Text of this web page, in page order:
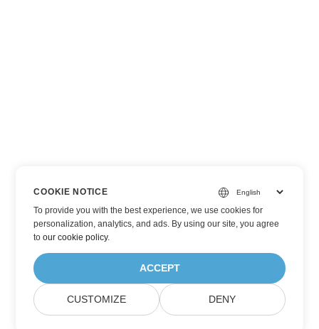
COOKIE NOTICE
To provide you with the best experience, we use cookies for
personalization, analytics, and ads. By using our site, you agree
toour cookie policy.
ACCEPT
CUSTOMIZE DENY